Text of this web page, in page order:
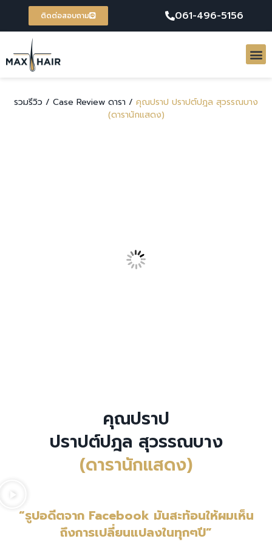
ติดต่อสอบถาม 061-496-5156
รวมรีวิว / Case Review ดารา / คุณปราป ปราปต์ปฎล สุวรรณบาง
(ดารานักแสดง)
คุณปราป
ปราปต์ปฎล สุวรรณบาง
(ดารานักแสดง)
“รูปอดีตจาก Facebook มันสะท้อนให้ผมเห็น
ถึงการเปลี่ยนแปลงในทุกๆปี”